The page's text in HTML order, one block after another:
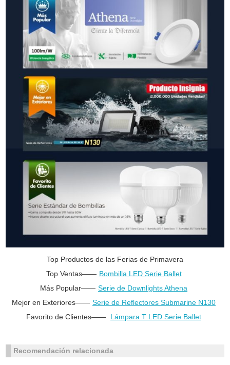
Top Productos de las Ferias de Primavera
Top Ventas—— Bombilla LED Serie Ballet
Más Popular—— Serie de Downlights Athena
Mejor en Exteriores—— Serie de Reflectores Submarine N130
Favorito de Clientes——
Lámpara T LED Serie Ballet
Recomendación relacionada